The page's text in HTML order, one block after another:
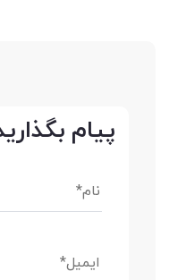
پیام